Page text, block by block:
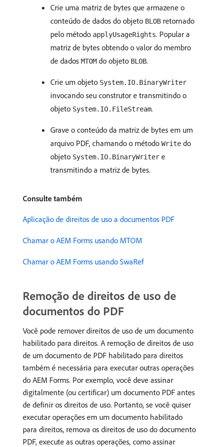
Crie uma matriz de bytes que armazene o
conteúdo de dados do objeto BLOB retornado
pelo método applyUsageRights. Popular a
matriz de bytes obtendo o valor do membro
de dados MTOM do objeto BLOB.
Crie um objeto System.IO.BinaryWriter
invocando seu construtor e transmitindo o
objeto System.IO.FileStream.
Grave o conteúdo da matriz de bytes em um
arquivo PDF, chamando o método Write do
objeto System.IO.BinaryWriter e
transmitindo a matriz de bytes.
Consulte também
Aplicação de direitos de uso a documentos PDF
Chamar o AEM Forms usando MTOM
Chamar o AEM Forms usando SwaRef
Remoção de direitos de uso de
documentos do PDF
Você pode remover direitos de uso de um documento
habilitado para direitos. A remoção de direitos de uso
de um documento de PDF habilitado para direitos
também é necessária para executar outras operações
do AEM Forms. Por exemplo, você deve assinar
digitalmente (ou certificar) um documento PDF antes
de definir os direitos de uso. Portanto, se você quiser
executar operações em um documento habilitado
para direitos, remova os direitos de uso do documento
PDF, execute as outras operações, como assinar